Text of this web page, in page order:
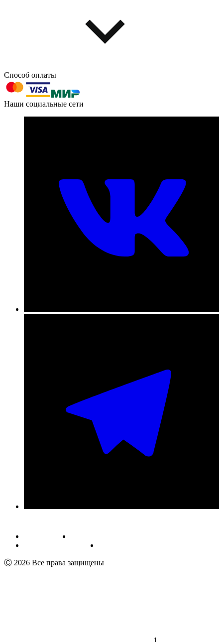
603004, г. Нижний Новгород, проспект Ленина, д. 95
Номер телефона для связи:
+7 (831) 290-86-98
Способ оплаты
Наши социальные сети
Публичная оферта
Пользовательское соглашение
Ⓒ 2026 Все права защищены